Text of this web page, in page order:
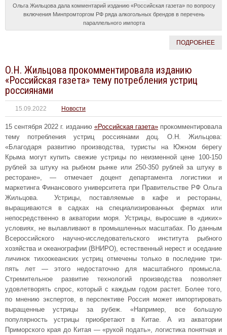
Ольга Жильцова дала комментарий изданию «Российская газета» по вопросу
включения Минпромторгом РФ ряда алкогольных брендов в перечень
параллельного импорта
ПОДРОБНЕЕ
О.Н. Жильцова прокомментировала изданию
«Российская газета» тему потребления устриц
россиянами
15.09.2022 Новости
15 сентября 2022 г. изданию «Российская газета» прокомментировала
тему потребления устриц россиянами доц. О.Н. Жильцова:
«Благодаря развитию производства, туристы на Южном берегу
Крыма могут купить свежие устрицы по неизменной цене 100-150
рублей за штуку на рыбном рынке или 250-350 рублей за штуку в
ресторане», — отмечает доцент департамента логистики и
маркетинга Финансового университета при Правительстве РФ Ольга
Жильцова. Устрицы, поставляемые в кафе и рестораны,
выращиваются в садках на специализированных фермах или
непосредственно в акватории моря. Устрицы, выросшие в «диких»
условиях, не вылавливают в промышленных масштабах. По данным
Всероссийского научно-исследовательского института рыбного
хозяйства и океанографии (ВНИРО), естественный нерест и оседание
личинок тихоокеанских устриц отмечены только в последние три-
пять лет — этого недостаточно для масштабного промысла.
Стремительное развитие технологий производства позволяет
удовлетворять спрос, который с каждым годом растет. Более того,
по мнению экспертов, в перспективе Россия может импортировать
выращенные устрицы за рубеж. «Например, все большую
популярность устрицы приобретают в Китае. А из акватории
Приморского края до Китая — «рукой подать», логистика понятная и